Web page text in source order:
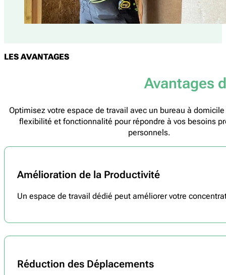
LES AVANTAGES
Avantages
Optimisez votre espace de travail avec un bureau à
flexibilité et fonctionnalité pour répondre à vos besoins
personnels.
Amélioration de la Productivité
Un espace de travail dédié peut améliorer votre
Réduction des Déplacements